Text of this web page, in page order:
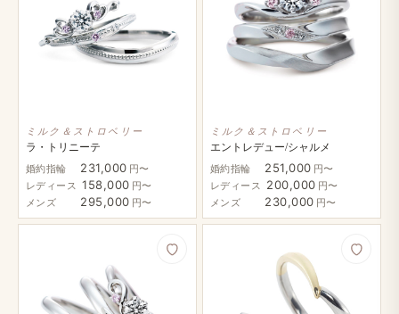
ミルク＆ストロベリー
ラ・トリニーテ
婚約指輪
231,000 円〜
レディース 158,000 円〜
メンズ
295,000 円〜
ミルク＆ストロベリー
エントレデュー/シャルメ
婚約指輪
251,000 円〜
レディース 200,000 円〜
メンズ
230,000 円〜